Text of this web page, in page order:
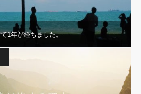
1年が経ちました。